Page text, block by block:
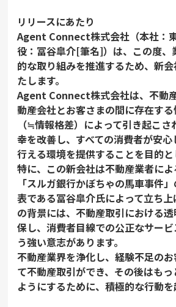
リリースにあたり
Agent Connect株式会社（本社：
役：冨谷皐介[筆名]）は、この度、
的な取り組みを推進するため、新
たします。
Agent Connect株式会社は、不動
動産会社とお客さまの間に存在す
（≒情報格差）によって引き起こ
幸を改善し、すべての消費者が安
行える環境を提供することを目的と
特に、この新会社は不動産業者によ
「スルガ銀行かぼちゃの馬車事件
表である冨谷皐介氏によって立ち
の背景には、不動産取引における
保し、消費者目線での公正なサー
う強い意志があります。
不動産業界を浄化し、経験不足の
て不動産取引ができ、その後はも
ようにするために、積極的な行動を